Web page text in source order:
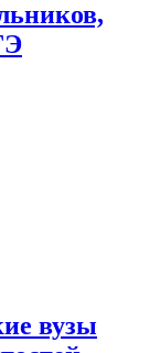
вузы